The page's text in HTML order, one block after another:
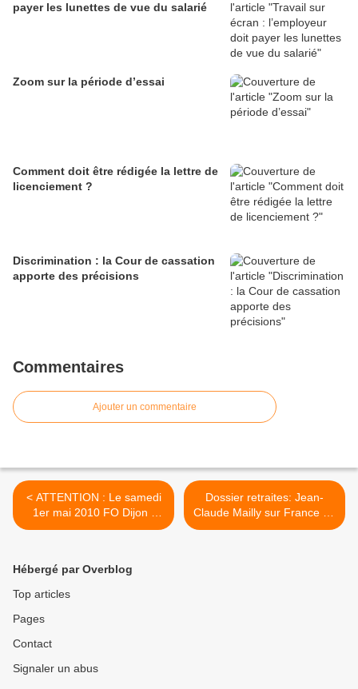
payer les lunettes de vue du salarié
Zoom sur la période d’essai
Comment doit être rédigée la lettre de
licenciement ?
Discrimination : la Cour de cassation
apporte des précisions
Commentaires
Ajouter un commentaire
< ATTENTION : Le samedi
1er mai 2010 FO Dijon -
220410
Dossier retraites: Jean-
Claude Mailly sur France 24
- 230410 >
Hébergé par Overblog
Top articles
Pages
Contact
Signaler un abus